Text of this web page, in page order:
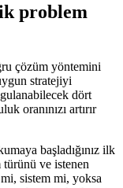
problem
çözüm yöntemini
stratejiyi
dört
oranınızı artırır
başladığınız ilk
türünü ve istenen
sistem mi, yoksa